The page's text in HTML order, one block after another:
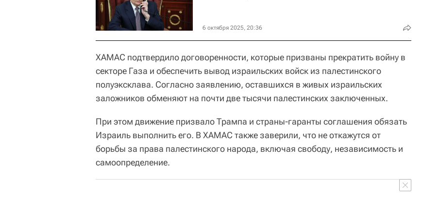
6 октября 2025, 20:36
ХАМАС подтвердило договоренности, которые призваны прекратить войну в
секторе Газа и обеспечить вывод израильских войск из палестинского
полуэксклава. Согласно заявлению, оставшихся в живых израильских
заложников обменяют на почти две тысячи палестинских заключенных.
При этом движение призвало Трампа и страны-гаранты соглашения обязать
Израиль выполнить его. В ХАМАС также заверили, что не откажутся от
борьбы за права палестинского народа, включая свободу, независимость и
самоопределение.